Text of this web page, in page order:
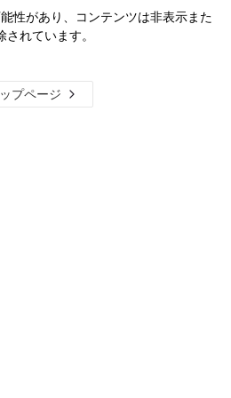
性があり、コンテンツは非表示また
されています。
ップページ